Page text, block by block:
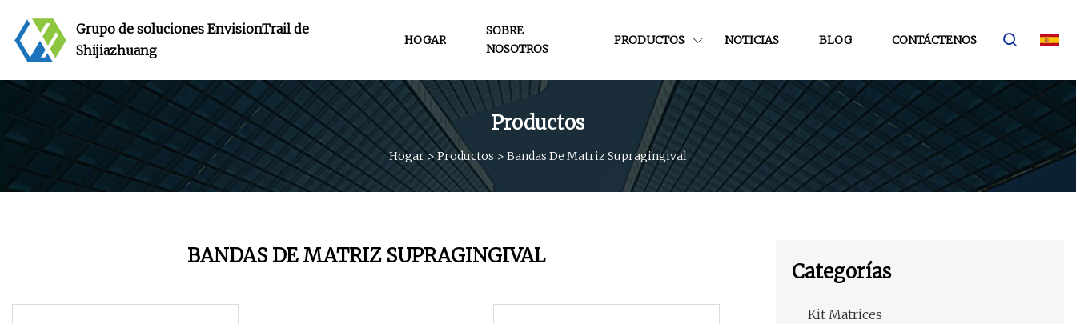
Grupo de soluciones EnvisionTrail de
Shijiazhuang
HOGAR
SOBRE
NOSOTROS
PRODUCTOS NOTICIAS BLOG CONTÁCTENOS
Productos
Hogar> Productos > Bandas De Matriz Supragingival
BANDAS DE MATRIZ SUPRAGINGIVAL
Categorías
Kit Matrices